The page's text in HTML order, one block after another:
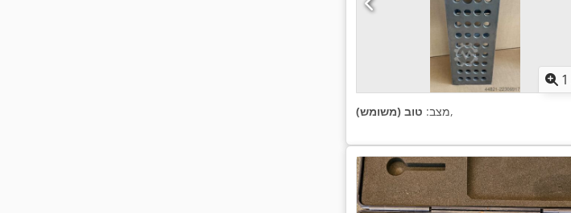
1
מצב: טוב (משומש) ,